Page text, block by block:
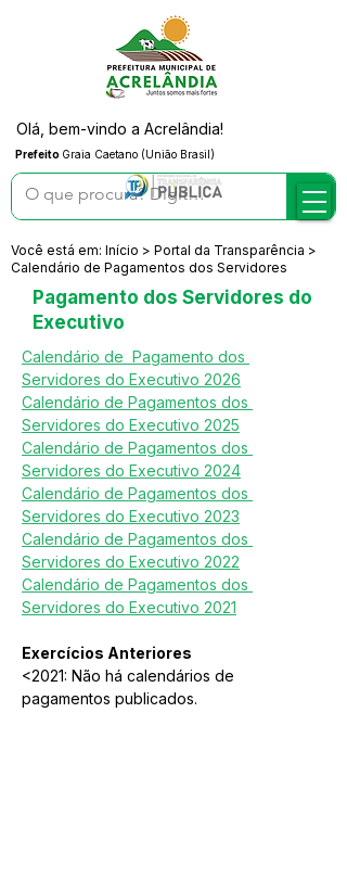
Prefeito Graia Caetano (União Brasil)
Olá, bem-vindo a Acrelândia!
Você está em: Início > Portal da Transparência >
Calendário de Pagamentos dos Servidores
Pagamento dos Servidores do
Executivo
Calendário de  Pagamento dos
Servidores do Executivo 2026
Calendário de Pagamentos dos
Servidores do Executivo 2025
Calendário de Pagamentos dos
Servidores do Executivo 2024
Calendário de Pagamentos dos
Servidores do Executivo 2023
Calendário de Pagamentos dos
Servidores do Executivo 2022
Calendário de Pagamentos dos
Servidores do Executivo 2021
Exercícios Anteriores
<2021: Não há calendários de
pagamentos publicados.